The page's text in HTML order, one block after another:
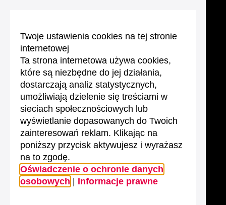
Twoje ustawienia cookies na tej stronie
internetowej
Ta strona internetowa używa cookies,
które są niezbędne do jej działania,
dostarczają analiz statystycznych,
umożliwiają dzielenie się treściami w
sieciach społecznościowych lub
wyświetlanie dopasowanych do Twoich
zainteresowań reklam. Klikając na
poniższy przycisk aktywujesz i wyrażasz
na to zgodę.
Oświadczenie o ochronie danych
osobowych
Informacje prawne